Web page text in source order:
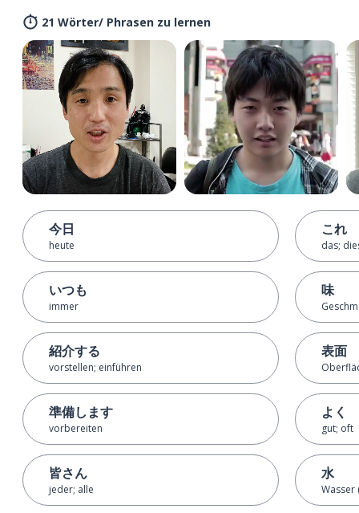
21 Wörter/ Phrasen zu lernen
今日
heute
いつも
immer
紹介する
vorstellen; einführen
準備します
vorbereiten
皆さん
jeder; alle
これ
das;
味
表面
よく
gut; oft
水
Wasser